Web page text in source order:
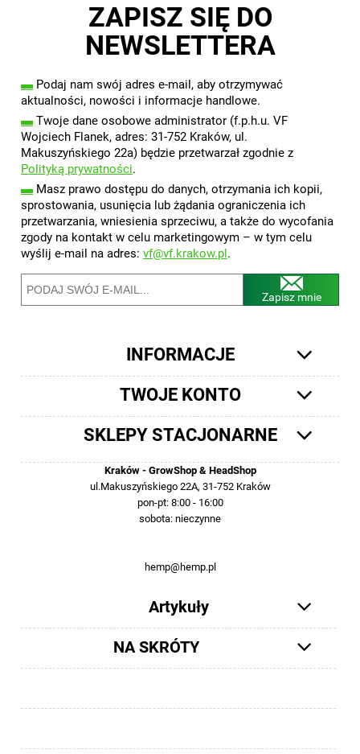
ZAPISZ SIĘ DO
NEWSLETTERA
▬ Podaj nam swój adres e-mail, aby otrzymywać
aktualności, nowości i informacje handlowe.
▬ Twoje dane osobowe administrator (f.p.h.u. VF
Wojciech Flanek, adres: 31-752 Kraków, ul.
Makuszyńskiego 22a) będzie przetwarzał zgodnie z
Polityką prywatności.
▬ Masz prawo dostępu do danych, otrzymania ich kopii,
sprostowania, usunięcia lub żądania ograniczenia ich
przetwarzania, wniesienia sprzeciwu, a także do wycofania
zgody na kontakt w celu marketingowym – w tym celu
wyślij e-mail na adres: vf@vf.krakow.pl.
Zapisz mnie
INFORMACJE
TWOJE KONTO
SKLEPY STACJONARNE
Kraków - GrowShop & HeadShop
ul.Makuszyńskiego 22A, 31-752 Kraków
pon-pt: 8:00 - 16:00
sobota: nieczynne
hemp@hemp.pl
Artykuły
NA SKRÓTY